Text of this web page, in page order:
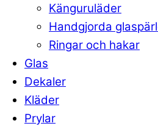
Känguruläder
Handgjorda
Ringar och hakar
Glas
Dekaler
Kläder
Prylar